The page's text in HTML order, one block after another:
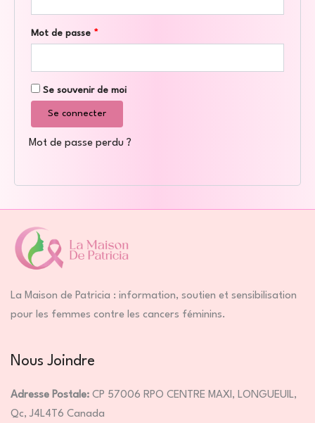
Mot de passe *
Se souvenir de moi
Se connecter
Mot de passe perdu ?
La Maison de Patricia : information, soutien et sensibilisation
pour les femmes contre les cancers féminins.
Nous Joindre
Adresse Postale: CP 57006 RPO CENTRE MAXI, LONGUEUIL,
Qc, J4L4T6 Canada